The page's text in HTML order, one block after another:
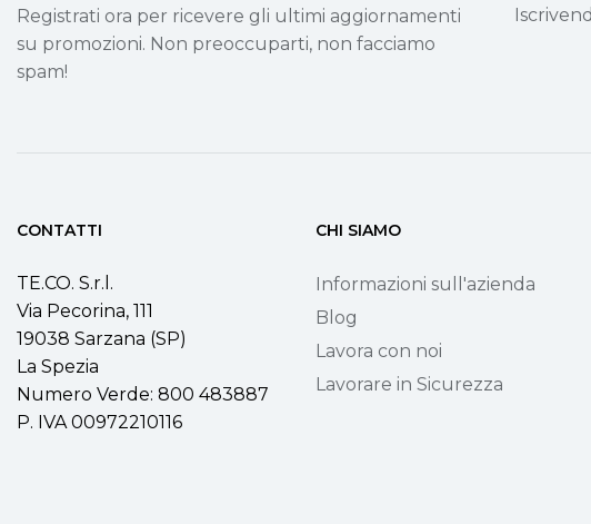
Registrati ora per ricevere gli ultimi aggiornamenti
su promozioni. Non preoccuparti, non facciamo
spam!
CONTATTI
TE.CO. S.r.l.
Via Pecorina, 111
19038 Sarzana (SP)
La Spezia
Numero Verde: 800 483887
P. IVA 00972210116
CHI SIAMO
Informazioni sull'azienda
Blog
Lavora con noi
Lavorare in Sicurezza